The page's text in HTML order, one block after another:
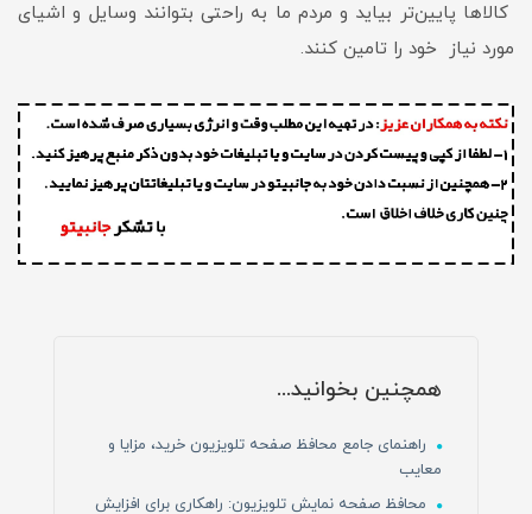
کالاها پایین‌تر بیاید و مردم ما به راحتی بتوانند وسایل و اشیای
مورد نیاز خود را تامین کنند.
همچنین بخوانید...
راهنمای جامع محافظ صفحه تلویزیون خرید، مزایا و
معایب
محافظ صفحه نمایش تلویزیون: راهکاری برای افزایش